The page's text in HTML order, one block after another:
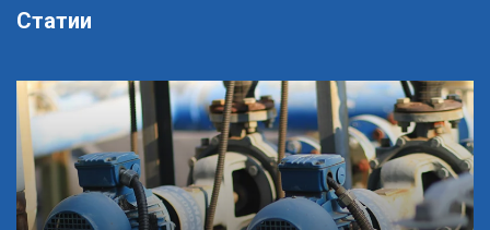
Статии